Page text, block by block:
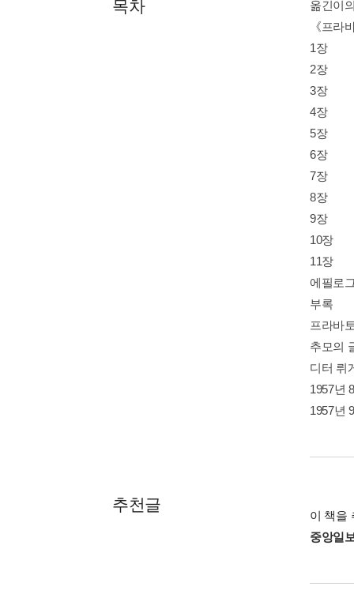
목차
옮긴이
《프라
1장
2장
3장
4장
5장
6장
7장
8장
9장
10장
11장
에필로
부록
프라바
추모의
디터 뤼
1957년
1957년
추천글
이 책을
중앙일